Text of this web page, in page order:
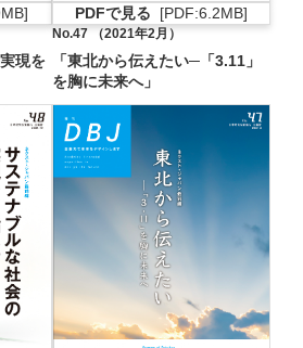
ルが新規ウィンドウで開きます
PDFで見る
[PDF:6.2MB]
PDFファイルが新規
現を
No.47 （2021年2月）
「東北から伝えたい─「3.11」
を胸に未来へ」